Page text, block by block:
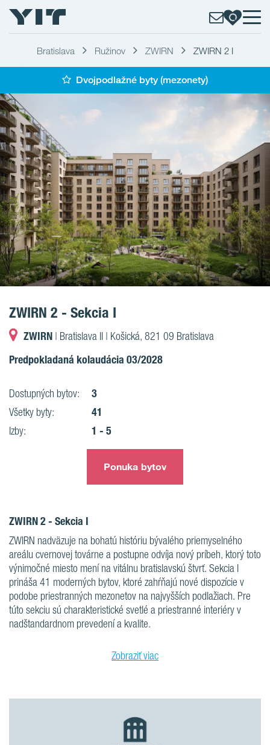
Bratislava Ružinov ZWIRN ZWIRN 2 I
Dvojpodlažné byty (mezonety)
ZWIRN 2 - Sekcia I
ZWIRN | Bratislava II | Košická, 821 09 Bratislava
Predpokladaná kolaudácia 03/2028
Dostupných bytov: 3
Všetky byty: 41
Izby: 1 - 5
Ponuka bytov
ZWIRN 2 - Sekcia I
ZWIRN nadväzuje na bohatú históriu bývalého priemyselného
areálu cvernovej továrne a postupne odvíja nový príbeh, ktorý toto
výnimočné miesto mení na vitálnu bratislavskú štvrť. Sekcia I
prináša 41 moderných bytov, ktoré zahŕňajú nové dispozície v
podobe priestranných mezonetov na najvyšších podlažiach. Pre
túto sekciu sú charakteristické svetlé a priestranné interiéry v
nadštandardnom prevedení a kvalite.
Zobraziť viac